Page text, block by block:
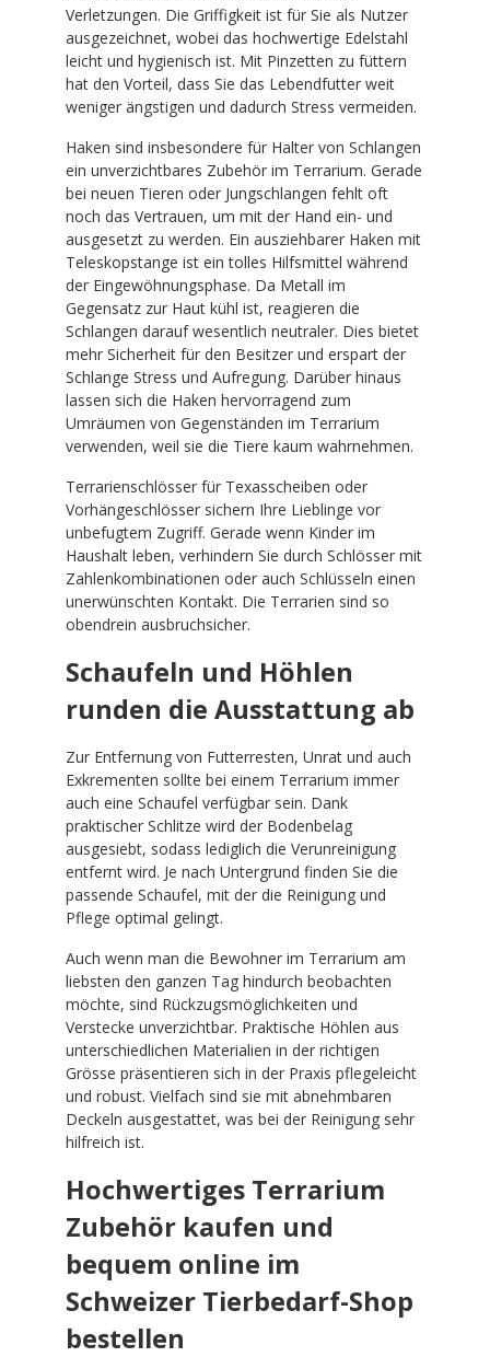
Verletzungen. Die Griffigkeit ist für Sie als Nutzer
ausgezeichnet, wobei das hochwertige Edelstahl
leicht und hygienisch ist. Mit Pinzetten zu füttern
hat den Vorteil, dass Sie das Lebendfutter weit
weniger ängstigen und dadurch Stress vermeiden.
Haken sind insbesondere für Halter von Schlangen
ein unverzichtbares Zubehör im Terrarium. Gerade
bei neuen Tieren oder Jungschlangen fehlt oft
noch das Vertrauen, um mit der Hand ein- und
ausgesetzt zu werden. Ein ausziehbarer Haken mit
Teleskopstange ist ein tolles Hilfsmittel während
der Eingewöhnungsphase. Da Metall im
Gegensatz zur Haut kühl ist, reagieren die
Schlangen darauf wesentlich neutraler. Dies bietet
mehr Sicherheit für den Besitzer und erspart der
Schlange Stress und Aufregung. Darüber hinaus
lassen sich die Haken hervorragend zum
Umräumen von Gegenständen im Terrarium
verwenden, weil sie die Tiere kaum wahrnehmen.
Terrarienschlösser für Texasscheiben oder
Vorhängeschlösser sichern Ihre Lieblinge vor
unbefugtem Zugriff. Gerade wenn Kinder im
Haushalt leben, verhindern Sie durch Schlösser mit
Zahlenkombinationen oder auch Schlüsseln einen
unerwünschten Kontakt. Die Terrarien sind so
obendrein ausbruchsicher.
Schaufeln und Höhlen
runden die Ausstattung ab
Zur Entfernung von Futterresten, Unrat und auch
Exkrementen sollte bei einem Terrarium immer
auch eine Schaufel verfügbar sein. Dank
praktischer Schlitze wird der Bodenbelag
ausgesiebt, sodass lediglich die Verunreinigung
entfernt wird. Je nach Untergrund finden Sie die
passende Schaufel, mit der die Reinigung und
Pflege optimal gelingt.
Auch wenn man die Bewohner im Terrarium am
liebsten den ganzen Tag hindurch beobachten
möchte, sind Rückzugsmöglichkeiten und
Verstecke unverzichtbar. Praktische Höhlen aus
unterschiedlichen Materialien in der richtigen
Grösse präsentieren sich in der Praxis pflegeleicht
und robust. Vielfach sind sie mit abnehmbaren
Deckeln ausgestattet, was bei der Reinigung sehr
hilfreich ist.
Hochwertiges Terrarium
Zubehör kaufen und
bequem online im
Schweizer Tierbedarf-Shop
bestellen